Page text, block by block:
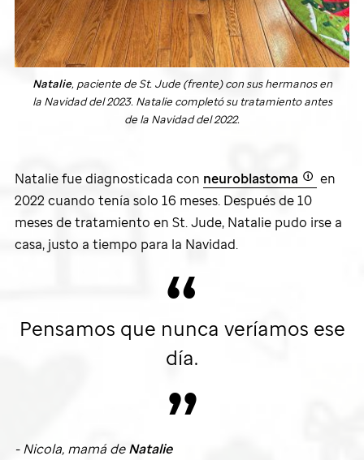
Natalie, paciente deSt. Jude(frente) con sus hermanos en
la Navidad del 2023. Natalie completó su tratamiento antes
de la Navidad del 2022.
Natalie fue diagnosticada con neuroblastoma
en
2022 cuando tenía solo 16 meses. Después de 10
meses de tratamiento en St. Jude, Natalie pudo irse a
casa, justo a tiempo para la Navidad.
Pensamos que nunca veríamos ese
día.
- Nicola, mamá deNatalie